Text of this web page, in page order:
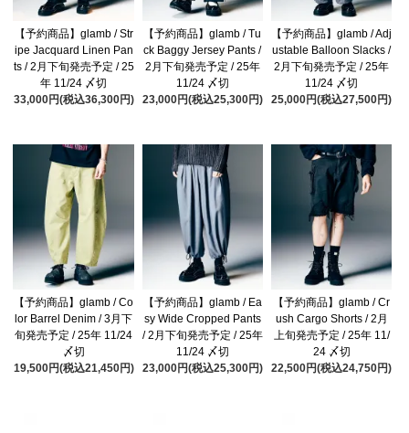
【予約商品】glamb / Str
ipe Jacquard Linen Pan
ts / 2月下旬発売予定 / 25
年 11/24 〆切
33,000円(税込36,300円)
【予約商品】glamb / Tu
ck Baggy Jersey Pants /
2月下旬発売予定 / 25年
11/24 〆切
23,000円(税込25,300円)
【予約商品】glamb / Adj
ustable Balloon Slacks /
2月下旬発売予定 / 25年
11/24 〆切
25,000円(税込27,500円)
【予約商品】glamb / Co
lor Barrel Denim / 3月下
旬発売予定 / 25年 11/24
〆切
19,500円(税込21,450円)
【予約商品】glamb / Ea
sy Wide Cropped Pants
/ 2月下旬発売予定 / 25年
11/24 〆切
23,000円(税込25,300円)
【予約商品】glamb / Cr
ush Cargo Shorts / 2月
上旬発売予定 / 25年 11/
24 〆切
22,500円(税込24,750円)